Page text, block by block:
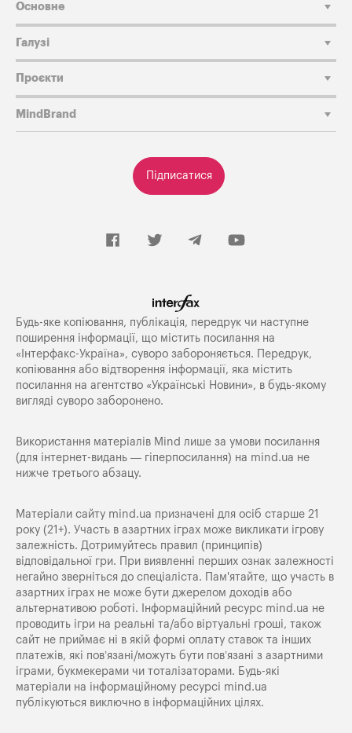
Підписатися
Основне
Галузі
Проєкти
MindBrand
Будь-яке копiювання, публiкацiя, передрук чи наступне
поширення iнформацiї, що мiстить посилання на
«Iнтерфакс-Україна», суворо забороняється. Передрук,
копіювання або відтворення інформації, яка містить
посилання на агентство «Українські Новини», в будь-якому
вигляді суворо заборонено.
Використання матеріалів Mind лише за умови посилання
(для інтернет-видань — гіперпосилання) на mind.ua не
нижче третього абзацу.
Матеріали сайту mind.ua призначені для осіб старше 21
року (21+). Участь в азартних іграх може викликати ігрову
залежність. Дотримуйтесь правил (принципів)
відповідальної гри. При виявленні перших ознак залежності
негайно зверніться до спеціаліста. Пам'ятайте, що участь в
азартних іграх не може бути джерелом доходів або
альтернативою роботі. Інформаційний ресурс mind.ua не
проводить ігри на реальні та/або віртуальні гроші, також
сайт не приймає ні в якій формі оплату ставок та інших
платежів, які пов’язані/можуть бути пов’язані з азартними
іграми, букмекерами чи тоталізаторами. Будь-які
матеріали на інформаційному ресурсі mind.ua
публікуються виключно в інформаційних цілях.